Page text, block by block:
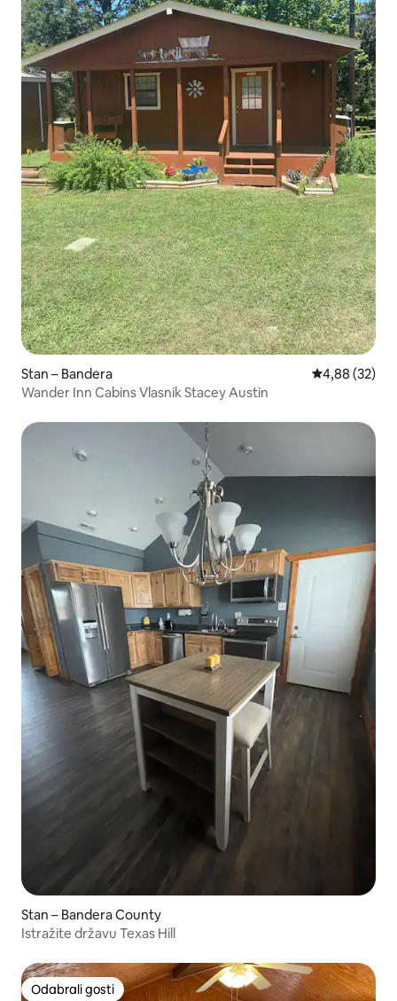
Stan – Bandera Prosječna
4,88 (32)
Wander Inn Cabins Vlasnik Stacey Austin
Stan – Bandera County
Istražite državu Texas Hill
Odabrali gosti
Odabrali gosti